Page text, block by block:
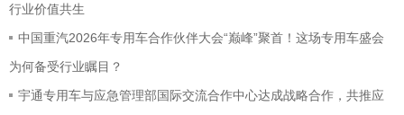
行业价值共生
中国重汽2026年专用车合作伙伴大会“巅峰”聚首！这场专用车盛会
为何备受行业瞩目？
宇通专用车与应急管理部国际交流合作中心达成战略合作，共推应